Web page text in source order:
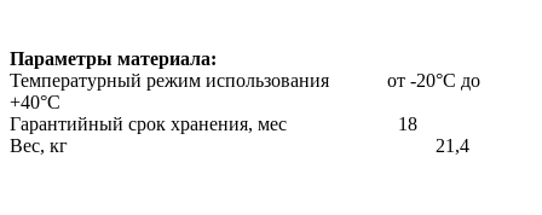
Параметры материала:
Температурный режим использования от -20°С до
+40°С
Гарантийный срок хранения, мес 18
Вес, кг 21,4